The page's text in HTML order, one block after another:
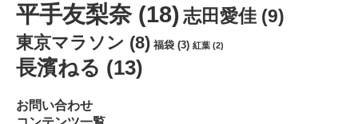
平手友梨奈(18)志田愛佳 (9)
東京マラソン (8) 福袋 (3) 紅葉 (2)
長濱ねる (13)
お問い合わせ